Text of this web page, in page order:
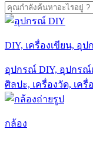
Search
for:
DIY, เครื่องเขียน, อุ
อุปกรณ์ DIY, อุปกร
ศิลปะ, เครื่องวัด, เครื่
กล้อง